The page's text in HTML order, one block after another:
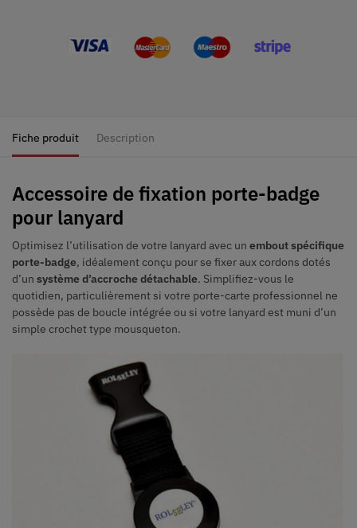
Fiche produit Description
Accessoire de fixation porte-badge
pour lanyard
Optimisez l’utilisation de votre lanyard avec un embout spécifique
porte-badge, idéalement conçu pour se fixer aux cordons dotés
d’un système d’accroche détachable. Simplifiez-vous le
quotidien, particulièrement si votre porte-carte professionnel ne
possède pas de boucle intégrée ou si votre lanyard est muni d’un
simple crochet type mousqueton.